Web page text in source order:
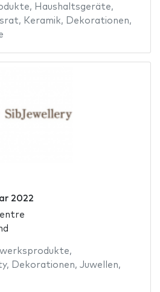
, Haushaltsgeräte,
, Keramik, Dekorationen,
2022
,
, Dekorationen, Juwellen,